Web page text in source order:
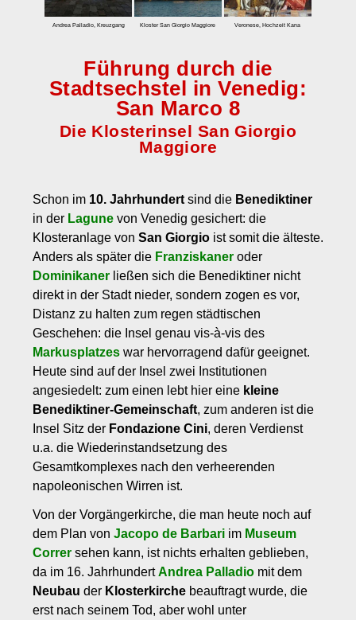
zum Einbuchen
Eintrittspreis Venedig und Eintrittspreise für Museen
Kundenmeinungen
Andrea Palladio, Kreuzgang Kloster San Giorgio Maggiore Veronese, Hochzeit Kana
Führung durch die
Stadtsechstel in Venedig:
San Marco 8
Die Klosterinsel San Giorgio
Maggiore
Schon im 10. Jahrhundert sind die Benediktiner
in der Lagune von Venedig gesichert: die
Klosteranlage von San Giorgio ist somit die älteste.
Anders als später die Franziskaner oder
Dominikaner ließen sich die Benediktiner nicht
direkt in der Stadt nieder, sondern zogen es vor,
Distanz zu halten zum regen städtischen
Geschehen: die Insel genau vis-à-vis des
Markusplatzes war hervorragend dafür geeignet.
Heute sind auf der Insel zwei Institutionen
angesiedelt: zum einen lebt hier eine kleine
Benediktiner-Gemeinschaft, zum anderen ist die
Insel Sitz der Fondazione Cini, deren Verdienst
u.a. die Wiederinstandsetzung des
Gesamtkomplexes nach den verheerenden
napoleonischen Wirren ist.
Von der Vorgängerkirche, die man heute noch auf
dem Plan von Jacopo de Barbari im Museum
Correr sehen kann, ist nichts erhalten geblieben,
da im 16. JahrhundertAndrea Palladio mit dem
Neubau der Klosterkirche beauftragt wurde, die
erst nach seinem Tod, aber wohl unter